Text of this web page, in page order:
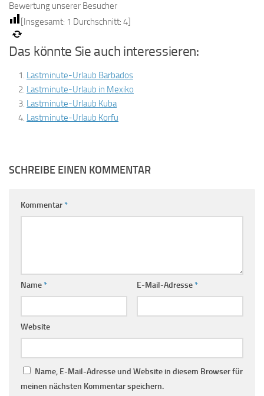
Bewertung unserer Besucher
[Insgesamt: 1 Durchschnitt: 4]
Das könnte Sie auch interessieren:
Lastminute-Urlaub Barbados
Lastminute-Urlaub in Mexiko
Lastminute-Urlaub Kuba
Lastminute-Urlaub Korfu
SCHREIBE EINEN KOMMENTAR
Kommentar*
Name* E-Mail-Adresse*
Website
Name, E-Mail-Adresse und Website in diesem Browser für
meinen nächsten Kommentar speichern.